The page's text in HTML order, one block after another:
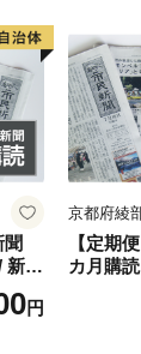
手作りの一生も
人の至高の逸品
送、極上の華
聞
新聞
株
［B円
京都府綾
【定期
カ月購
報誌 定
会社あ